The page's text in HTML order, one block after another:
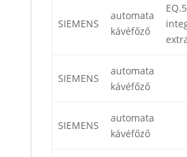
SIEMENS
automata
kávéfőző
SIEMENS
automata
kávéfőző
SIEMENS
automata
kávéfőző